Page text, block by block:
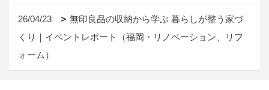
26/04/23
無印良品の収納から学ぶ 暮らしが整う家づ
くり｜イベントレポート（福岡・リノベーション、リフ
ォーム）